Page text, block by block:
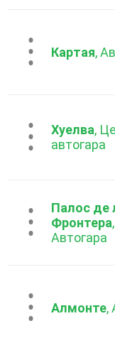
...Картая,
...Хуелва,
автогара
...Палос де
Фронтера,
Автогара
...Алмонте,